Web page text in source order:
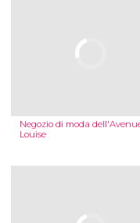
Negozio di moda
Louise